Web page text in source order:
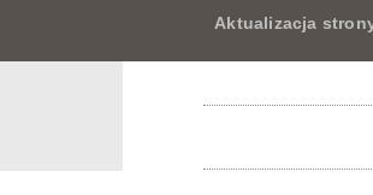
Aktualizacja strony